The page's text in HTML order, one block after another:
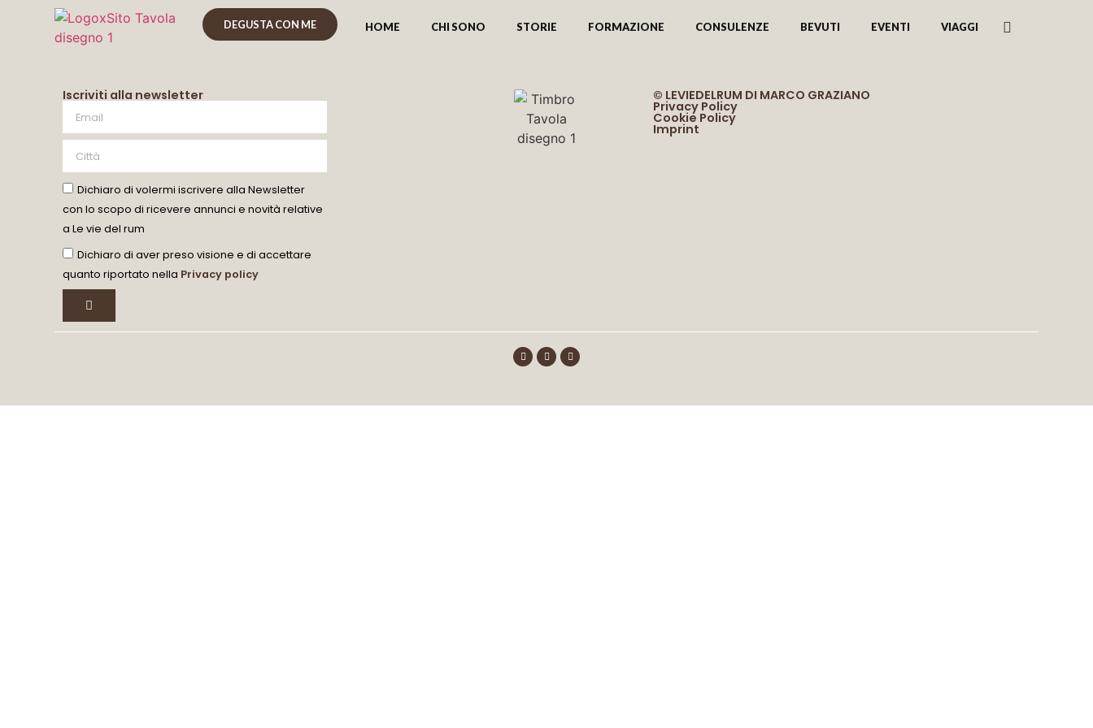
HOME CHI SONO STORIE FORMAZIONE CONSULENZE BEVUTI EVENTI VIAGGI
DEGUSTA CON ME
Iscriviti alla newsletter
Dichiaro di volermi iscrivere alla Newsletter
con lo scopo di ricevere annunci e novità relative
a Le vie del rum
Dichiaro di aver preso visione e di accettare
quanto riportato nella Privacy policy
© LEVIEDELRUM DI MARCO GRAZIANO
Privacy Policy
Cookie Policy
Imprint